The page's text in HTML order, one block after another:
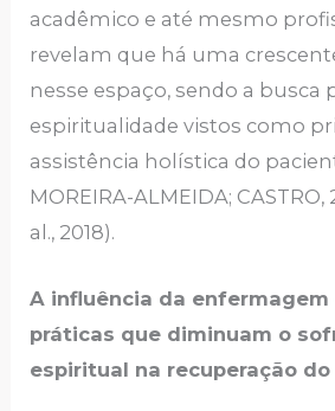
acadêmico e até mesmo
revelam que há uma
nesse espaço, sendo a busca
espiritualidade vistos como
assistência holística do
MOREIRA-ALMEIDA; CASTRO,
al., 2018).
A influência da
práticas que diminuam o
espiritual na recuperação